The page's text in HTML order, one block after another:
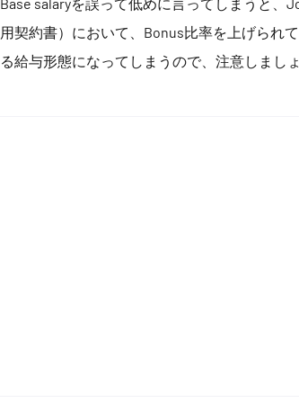
用契約書）において、Bonus比率を上げられ
る給与形態になってしまうので、注意しましょ